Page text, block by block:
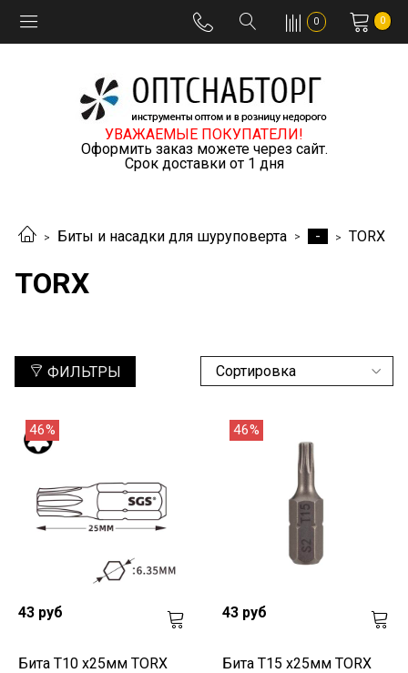
0 0
УВАЖАЕМЫЕ ПОКУПАТЕЛИ!
Оформить заказ можете через сайт.
Срок доставки от 1 дня
Биты и насадки для шуруповерта - TORX
TORX
ФИЛЬТРЫ
46%
43 руб
Бита T10 х25мм TORX
46%
43 руб
Бита T15 х25мм TORX